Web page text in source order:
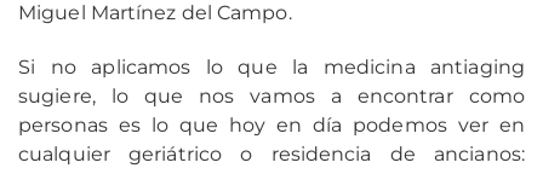
Miguel Martínez del Campo.
Si no aplicamos lo que la medicina antiaging
sugiere, lo que nos vamos a encontrar como
personas es lo que hoy en día podemos ver en
cualquier geriátrico o residencia de ancianos: